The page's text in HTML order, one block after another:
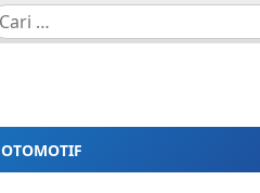
OTOMOTIF